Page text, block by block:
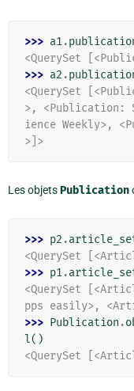
>>> a1.
<QuerySet
>>> a2 .
<QuerySet
>, <Publication:
ience Weekly>,
>]>
Les objetsPublication
>>> p2 .
<QuerySet
>>> p1.
<QuerySet
pps easily>,
>>> Publication .
l()
<QuerySet